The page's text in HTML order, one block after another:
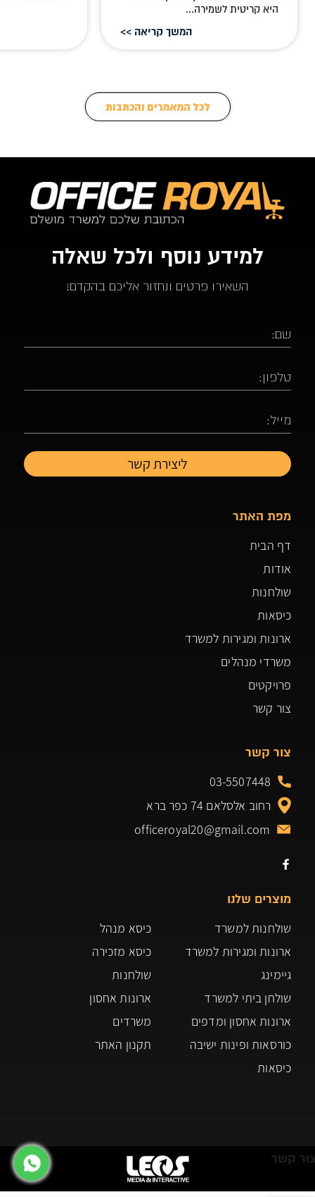
קשר
היא קריטית לשמירה...
המשך קריאה >>
לכל המאמרים והכתבות
למידע נוסף ולכל שאלה
השאירו פרטים ונחזור אליכם בהקדם!
מפת האתר
דף הבית
אודות
שולחנות
כיסאות
ארונות ומגירות למשרד
משרדי מנהלים
פרויקטים
צור קשר
מוצרים שלנו
שולחנות למשרד
ארונות ומגירות למשרד
גיימינג
שולחן ביתי למשרד
ארונות אחסון ומדפים
כורסאות ופינות ישיבה
כיסאות
כיסא מנהל
כיסא מזכירה
שולחנות
ארונות אחסון
משרדים
תקנון האתר
צור קשר
03-5507448
רחוב אלסלאם 74 כפר ברא
officeroyal20@gmail.com